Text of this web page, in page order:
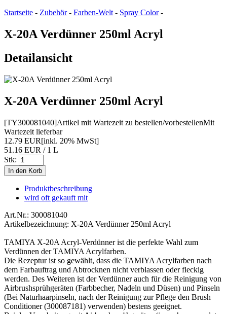
Startseite - Zubehör- Farben-Welt - Spray Color-
X-20A Verdünner 250ml Acryl
Detailansicht
X-20A Verdünner 250ml Acryl
[TY300081040]Artikel mit Wartezeit zu bestellen/vorbestellenMit
Wartezeit lieferbar
12.79 EUR[inkl. 20% MwSt]
51.16 EUR / 1 L
Stk:
Produktbeschreibung
wird oft gekauft mit
Art.Nr.: 300081040
Artikelbezeichnung: X-20A Verdünner 250ml Acryl
TAMIYA X-20A Acryl-Verdünner ist die perfekte Wahl zum
Verdünnen der TAMIYA Acrylfarben.
Die Rezeptur ist so gewählt, dass die TAMIYA Acrylfarben nach
dem Farbauftrag und Abtrocknen nicht verblassen oder fleckig
werden. Des Weiteren ist der Verdünner auch für die Reinigung von
Airbrushsprühgeräten (Farbbecher, Nadeln und Düsen) und Pinseln
(Bei Naturhaarpinseln, nach der Reinigung zur Pflege den Brush
Conditioner (300087181) verwenden) bestens geeignet.